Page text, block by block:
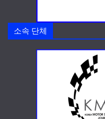
소속 단체